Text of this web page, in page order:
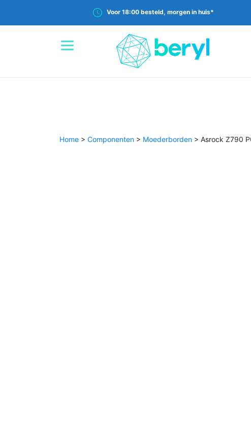
Voor 18:00 besteld, morgen in huis*
Home > Componenten > Moederborden > Asrock Z790